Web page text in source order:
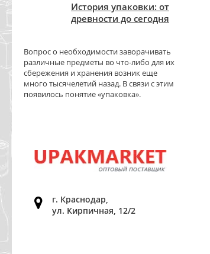
История упаковки: от
древности до сегодня
Вопрос о необходимости заворачивать
различные предметы во что-либо для их
сбережения и хранения возник еще
много тысячелетий назад. В связи с этим
появилось понятие «упаковка».
г. Краснодар,
ул. Кирпичная, 12/2